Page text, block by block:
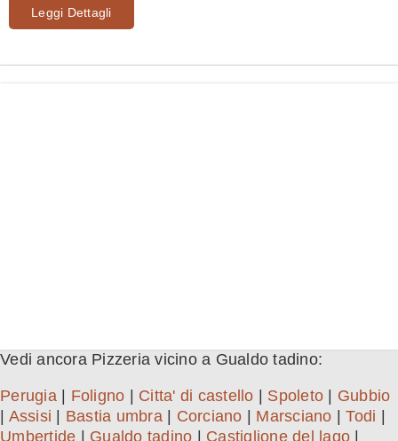
Leggi Dettagli
Vedi ancora Pizzeria vicino a Gualdo tadino:
Perugia| Foligno Citta' di castello Spoleto
Gubbio
Assisi Bastia umbra| Corciano Marsciano |Todi
Umbertide
Gualdo tadino Castiglione del lago